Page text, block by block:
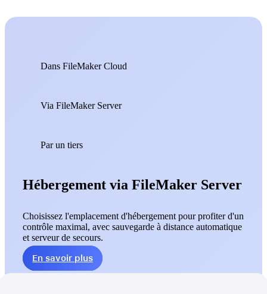
Dans FileMaker Cloud
Via FileMaker Server
Par un tiers
Hébergement via FileMaker Server
Choisissez l'emplacement d'hébergement pour profiter d'un
contrôle maximal, avec sauvegarde à distance automatique
et serveur de secours.
En savoir plus